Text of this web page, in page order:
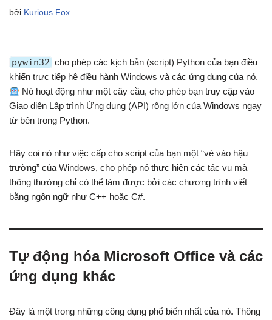
bởi Kurious Fox
pywin32 cho phép các kịch bản (script) Python của bạn điều
khiển trực tiếp hệ điều hành Windows và các ứng dụng của nó.
Nó hoạt động như một cây cầu, cho phép bạn truy cập vào
Giao diện Lập trình Ứng dụng (API) rộng lớn của Windows ngay
từ bên trong Python.
Hãy coi nó như việc cấp cho script của bạn một “vé vào hậu
trường” của Windows, cho phép nó thực hiện các tác vụ mà
thông thường chỉ có thể làm được bởi các chương trình viết
bằng ngôn ngữ như C++ hoặc C#.
Tự động hóa Microsoft Office và các
ứng dụng khác
Đây là một trong những công dụng phổ biến nhất của nó. Thông